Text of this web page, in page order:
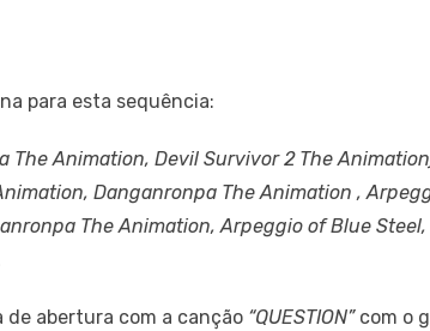
para esta sequência:
The Animation, Devil Survivor 2 The
Danganronpa The Animation ,
The Animation, Arpeggio of Blue Steel,
abertura com a canção “QUESTION”com o